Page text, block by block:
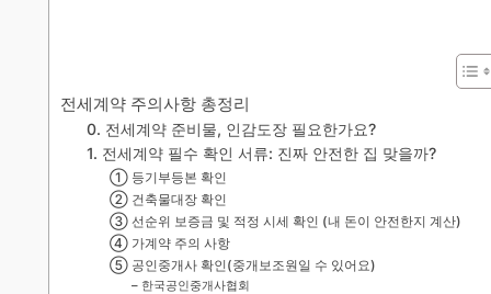
전세계약 주의사항 총정리
0. 전세계약 준비물, 인감도장 필요한가요?
1. 전세계약 필수 확인 서류: 진짜 안전한 집 맞을까?
① 등기부등본 확인
② 건축물대장 확인
③ 선순위 보증금 및 적정 시세 확인 (내 돈이 안전한지 계산)
④ 가계약 주의 사항
⑤ 공인중개사 확인(중개보조원일 수 있어요)
– 한국공인중개사협회